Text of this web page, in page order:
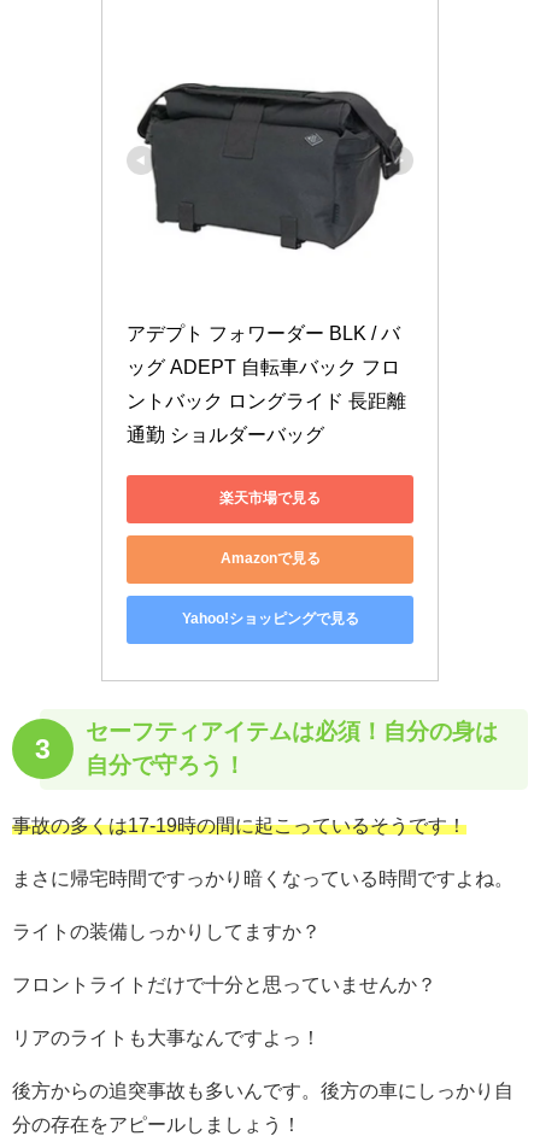
アデプト フォワーダー BLK / バ
ッグ ADEPT 自転車バック フロ
ントバック ロングライド 長距離
通勤 ショルダーバッグ
楽天市場で見る
Amazonで見る
Yahoo!ショッピングで見る
3
セーフティアイテムは必須！ 自分の身は
自分で守ろう！
事故の多くは17-19時の間に起こっているそうです！
まさに帰宅時間ですっかり暗くなっている時間ですよね。
ライトの装備しっかりしてますか？
フロントライトだけで十分と思っていませんか？
リアのライトも大事なんですよっ！
後方からの追突事故も多いんです。後方の車にしっかり自
分の存在をアピールしましょう！